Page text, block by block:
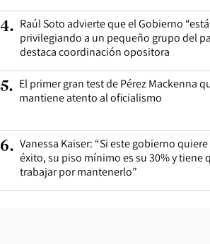
4. Raúl Soto advierte que el Gobierno “está
privilegiando a un pequeño grupo del
destaca coordinación opositora
5. El primer gran test de Pérez Mackenna
mantiene atento al oficialismo
6. Vanessa Kaiser: “Si este gobierno
éxito, su piso mínimo es su 30% y tiene
trabajar por mantenerlo”